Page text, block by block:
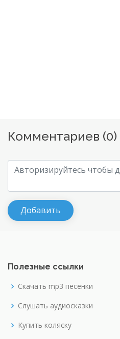
Комментариев (0)
Полезные ссылки
Скачать mp3 песенки
Слушать аудиосказки
Купить коляску